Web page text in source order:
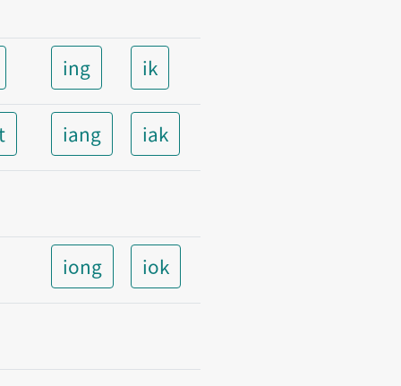
ing ik
iang iak
iong iok